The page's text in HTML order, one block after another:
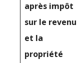
après impôt
sur le revenu
et la
propriété